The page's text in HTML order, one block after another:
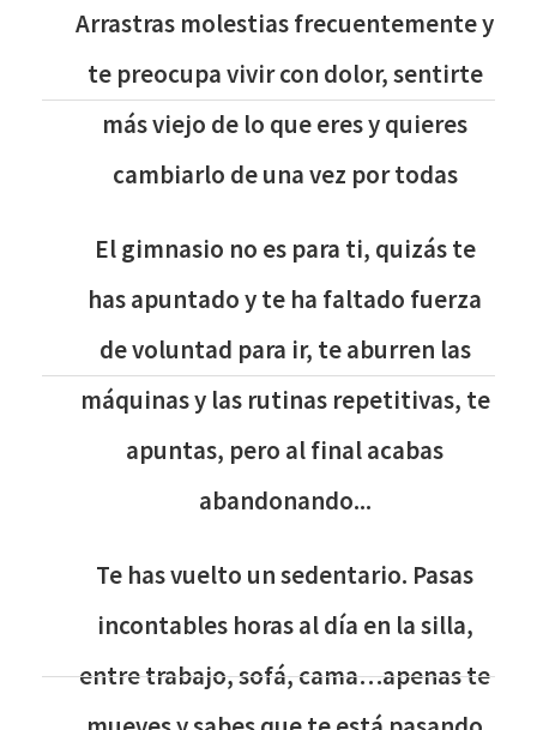
Arrastras molestias frecuentemente y
te preocupa vivir con dolor, sentirte
más viejo de lo que eres y quieres
cambiarlo de una vez por todas
El gimnasio no es para ti, quizás te
has apuntado y te ha faltado fuerza
de voluntad para ir, te aburren las
máquinas y las rutinas repetitivas, te
apuntas, pero al final acabas
abandonando...
Te has vuelto un sedentario. Pasas
incontables horas al día en la silla,
entre trabajo, sofá, cama…apenas te